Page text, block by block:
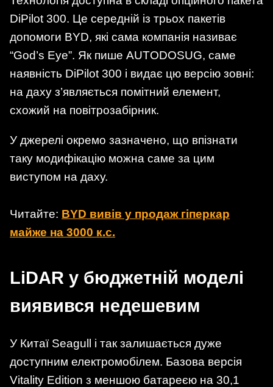
DiPilot 300. Це середній із трьох пакетів
допомоги BYD, які сама компанія називає
“God’s Eye”. Як пише AUTODOSUG, саме
наявність DiPilot 300 і видає цю версію зовні:
на даху з’являється помітний елемент,
схожий на повітрозабірник.
У джерелі окремо зазначено, що впізнати
таку модифікацію можна саме за цим
виступом на даху.
Читайте: BYD вивів у продаж гіперкар
майже на 3000 к.с.
LiDAR у бюджетній моделі
виявився недешевим
У Китаї Seagull і так залишається дуже
доступним електромобілем. Базова версія
Vitality Edition з меншою батареєю на 30,1